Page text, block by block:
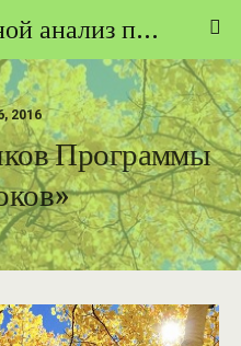
ABA (прикладной анализ поведения) - ТЕОРИЯ И ПРАКТИКА
2016
Программы